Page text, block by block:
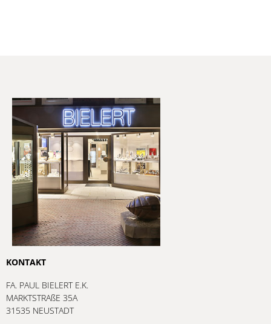
KONTAKT
FA. PAUL BIELERT E.K.
MARKTSTRAßE 35A
31535 NEUSTADT